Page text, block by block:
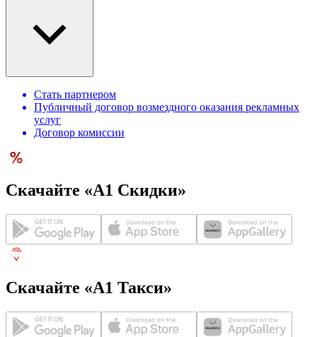
Стать партнером
Публичный договор возмездного оказания рекламных
услуг
Договор комиссии
Скачайте «А1 Скидки»
Скачайте «А1 Такси»